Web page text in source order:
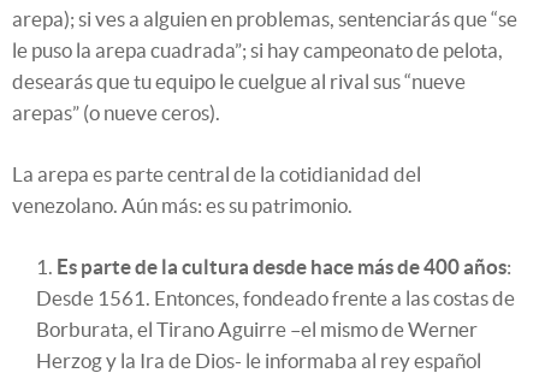
arepa); si ves a alguien en problemas, sentenciarás que “se
le puso la arepa cuadrada”; si hay campeonato de pelota,
desearás que tu equipo le cuelgue al rival sus “nueve
arepas” (o nueve ceros).
La arepa es parte central de la cotidianidad del
venezolano. Aún más: es su patrimonio.
Es parte de la cultura desde hace más de 400 años:
Desde 1561. Entonces, fondeado frente a las costas de
Borburata, el Tirano Aguirre –el mismo de Werner
Herzog y la Ira de Dios- le informaba al rey español